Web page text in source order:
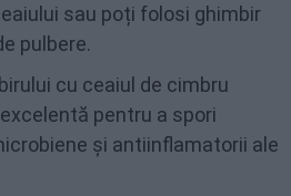
sau poți folosi ghimbir
pulbere.
cu ceaiul de cimbru
pentru a spori
și antiinflamatorii ale